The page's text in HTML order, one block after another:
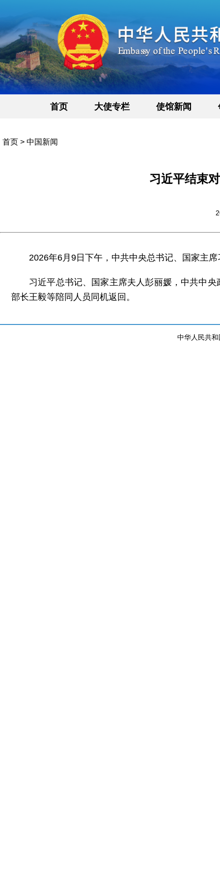
首页 大使专栏 使馆新闻
首页 > 中国新闻
习近平结束
2026年6月9日下午，中共中央总书记、国家主
习近平总书记、国家主席夫人彭丽媛，中共中
部长王毅等陪同人员同机返回。
中华人民共